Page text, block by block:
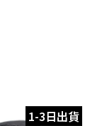
1-3日出貨